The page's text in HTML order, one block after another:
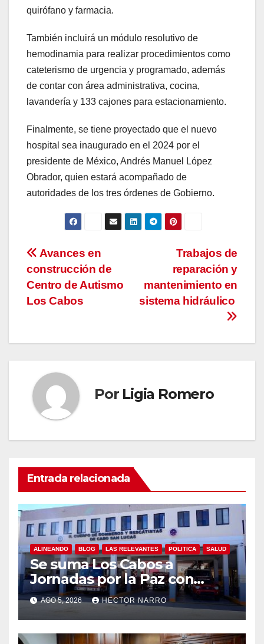
quirófano y farmacia.
También incluirá un módulo resolutivo de
hemodinamia para realizar procedimientos como
cateterismo de urgencia y programado, además
de contar con área administrativa, cocina,
lavandería y 133 cajones para estacionamiento.
Finalmente, se tiene proyectado que el nuevo
hospital sea inaugurado en el 2024 por el
presidente de México, Andrés Manuel López
Obrador, quien estará acompañado de
autoridades de los tres órdenes de Gobierno.
Navegación
de
entradas
Trabajos de
reparación y
mantenimiento en
sistema hidráulico
Avances en
construcción de
Centro de Autismo
Los Cabos
Por Ligia Romero
Entrada relacionada
ALINEANDO BLOG LAS RELEVANTES POLITICA SALUD
Se suma Los Cabos a
Jornadas por la Paz con
capacitación en primeros
auxilios para jóvenes
AGO 5, 2026 HECTOR NARRO